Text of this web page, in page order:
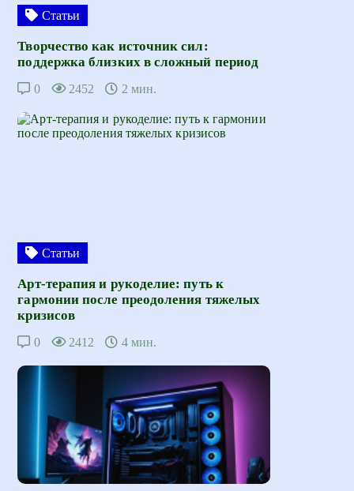
Статьи
Творчество как источник сил:
поддержка близких в сложный период
0 2452 2 мин.
Статьи
Арт-терапия и рукоделие: путь к
гармонии после преодоления тяжелых
кризисов
0 2412 4 мин.